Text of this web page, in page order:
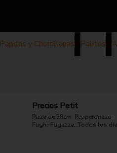
Papitas y Chorrillanas Palitos
Precios Petit
Pizza de 38cm. Pepperonazo-
Fughi-Fugazza...Todos los